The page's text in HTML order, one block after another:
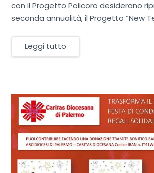
con il Progetto Policoro desiderano
seconda annualità, il Progetto “New
Leggi tutto